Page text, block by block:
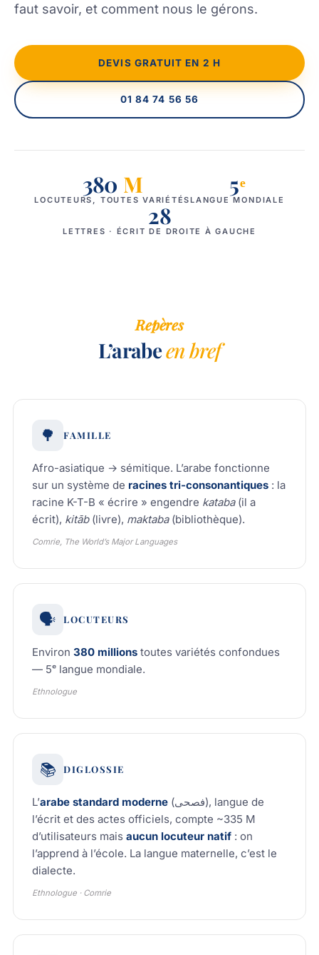
faut savoir, et comment nous le gérons.
DEVIS GRATUIT EN 2 H
01 84 74 56 56
380 M
LOCUTEURS, TOUTES VARIÉTÉS
5ᵉ
LANGUE MONDIALE
28
LETTRES · ÉCRIT DE DROITE À GAUCHE
Repères
L’arabeen bref
🌳 FAMILLE
Afro-asiatique → sémitique. L’arabe fonctionne
sur un système de racines tri-consonantiques : la
racine K-T-B « écrire » engendre kataba(il a
écrit), kitāb(livre), maktaba(bibliothèque).
Comrie, The World’s Major Languages
🗣️ LOCUTEURS
Environ 380 millions toutes variétés confondues
— 5ᵉ langue mondiale.
Ethnologue
📚 DIGLOSSIE
L’arabe standard moderne (فصحى), langue de
l’écrit et des actes officiels, compte ~335 M
d’utilisateurs mais aucun locuteur natif : on
l’apprend à l’école. La langue maternelle, c’est le
dialecte.
Ethnologue · Comrie